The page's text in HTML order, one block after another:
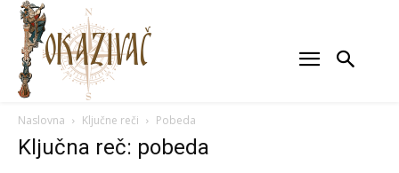
Naslovna Ključne reči Pobeda
Ključna reč: pobeda